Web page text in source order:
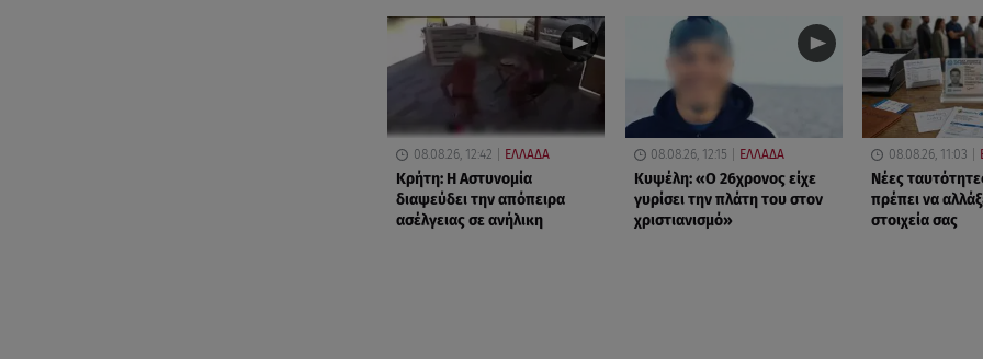
08.08.26, 12:42 ΕΛΛΑΔΑ
Κρήτη: Η Αστυνομία
διαψεύδει την απόπειρα
ασέλγειας σε ανήλικη
08.08.26, 12:15 ΕΛΛΑΔΑ
Κυψέλη: «Ο 26χρονος είχε
γυρίσει την πλάτη του στον
χριστιανισμό»
08.08.26, 11:03
Νέες
πρέπει να
στοιχεία σας